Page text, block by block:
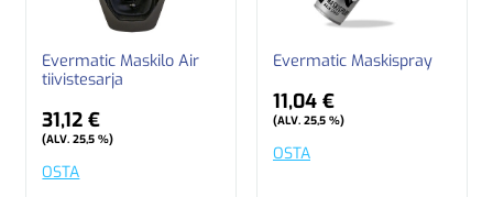
Evermatic Maskilo Air
tiivistesarja
31,12 €
(ALV. 25,5 %)
OSTA
Evermatic Maskispray
11,04 €
(ALV. 25,5 %)
OSTA